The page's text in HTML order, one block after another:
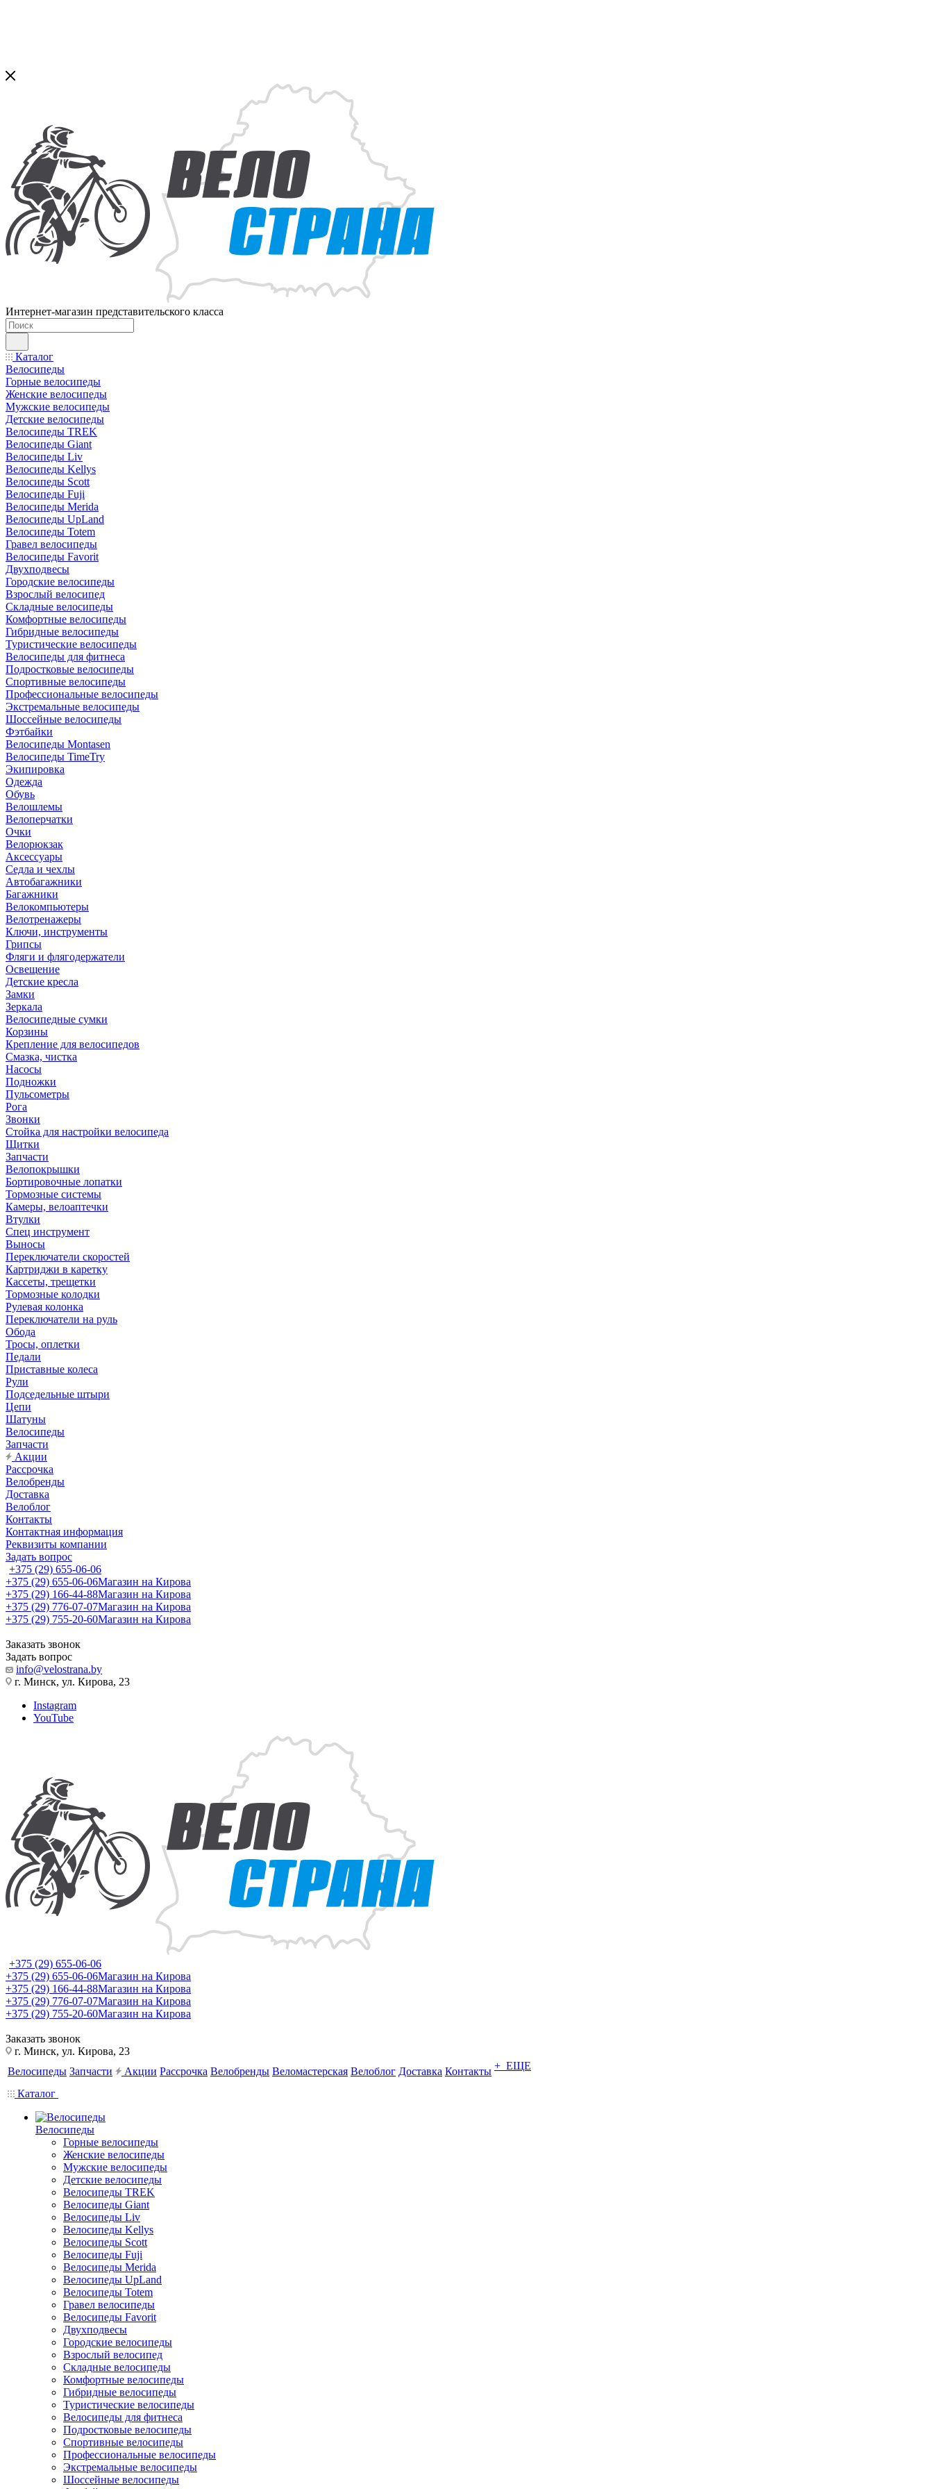
Интернет-магазин представительского класса
Каталог
Велосипеды
Горные велосипеды
Женские велосипеды
Мужские велосипеды
Детские велосипеды
Велосипеды TREK
Велосипеды Giant
Велосипеды Liv
Велосипеды Kellys
Велосипеды Scott
Велосипеды Fuji
Велосипеды Merida
Велосипеды UpLand
Велосипеды Totem
Гравел велосипеды
Велосипеды Favorit
Двухподвесы
Городские велосипеды
Взрослый велосипед
Складные велосипеды
Комфортные велосипеды
Гибридные велосипеды
Туристические велосипеды
Велосипеды для фитнеса
Подростковые велосипеды
Спортивные велосипеды
Профессиональные велосипеды
Экстремальные велосипеды
Шоссейные велосипеды
Фэтбайки
Велосипеды Montasen
Велосипеды TimeTry
Экипировка
Одежда
Обувь
Велошлемы
Велоперчатки
Очки
Велорюкзак
Аксессуары
Седла и чехлы
Автобагажники
Багажники
Велокомпьютеры
Велотренажеры
Ключи, инструменты
Грипсы
Фляги и флягодержатели
Освещение
Детские кресла
Замки
Зеркала
Велосипедные сумки
Корзины
Крепление для велосипедов
Смазка, чистка
Насосы
Подножки
Пульсометры
Рога
Звонки
Стойка для настройки велосипеда
Щитки
Запчасти
Велопокрышки
Бортировочные лопатки
Тормозные системы
Камеры, велоаптечки
Втулки
Спец инструмент
Выносы
Переключатели скоростей
Картриджи в каретку
Кассеты, трещетки
Тормозные колодки
Рулевая колонка
Переключатели на руль
Обода
Тросы, оплетки
Педали
Приставные колеса
Рули
Подседельные штыри
Цепи
Шатуны
Велосипеды
Запчасти
Акции
Рассрочка
Велобренды
Доставка
Велоблог
Контакты
Контактная информация
Реквизиты компании
Задать вопрос
+375 (29) 655-06-06
+375 (29) 655-06-06Магазин на Кирова
+375 (29) 166-44-88Магазин на Кирова
+375 (29) 776-07-07Магазин на Кирова
+375 (29) 755-20-60Магазин на Кирова
Заказать звонок
Задать вопрос
info@velostrana.by
г. Минск, ул. Кирова, 23
Instagram
YouTube
+375 (29) 655-06-06
+375 (29) 655-06-06Магазин на Кирова
+375 (29) 166-44-88Магазин на Кирова
+375 (29) 776-07-07Магазин на Кирова
+375 (29) 755-20-60Магазин на Кирова
Заказать звонок
г. Минск, ул. Кирова, 23
Велосипеды Запчасти Акции Рассрочка Велобренды Веломастерская Велоблог Доставка Контакты + ЕЩЕ
Каталог
Велосипеды
Горные велосипеды
Женские велосипеды
Мужские велосипеды
Детские велосипеды
Велосипеды TREK
Велосипеды Giant
Велосипеды Liv
Велосипеды Kellys
Велосипеды Scott
Велосипеды Fuji
Велосипеды Merida
Велосипеды UpLand
Велосипеды Totem
Гравел велосипеды
Велосипеды Favorit
Двухподвесы
Городские велосипеды
Взрослый велосипед
Складные велосипеды
Комфортные велосипеды
Гибридные велосипеды
Туристические велосипеды
Велосипеды для фитнеса
Подростковые велосипеды
Спортивные велосипеды
Профессиональные велосипеды
Экстремальные велосипеды
Шоссейные велосипеды